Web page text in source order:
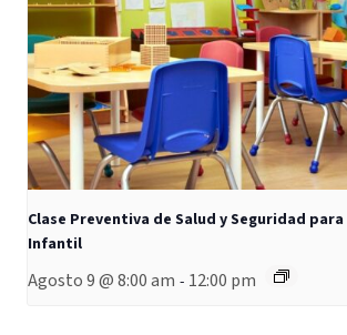
Clase Preventiva de Salud y Seguridad
Infantil
Agosto 9 @ 8:00 am - 12:00 pm